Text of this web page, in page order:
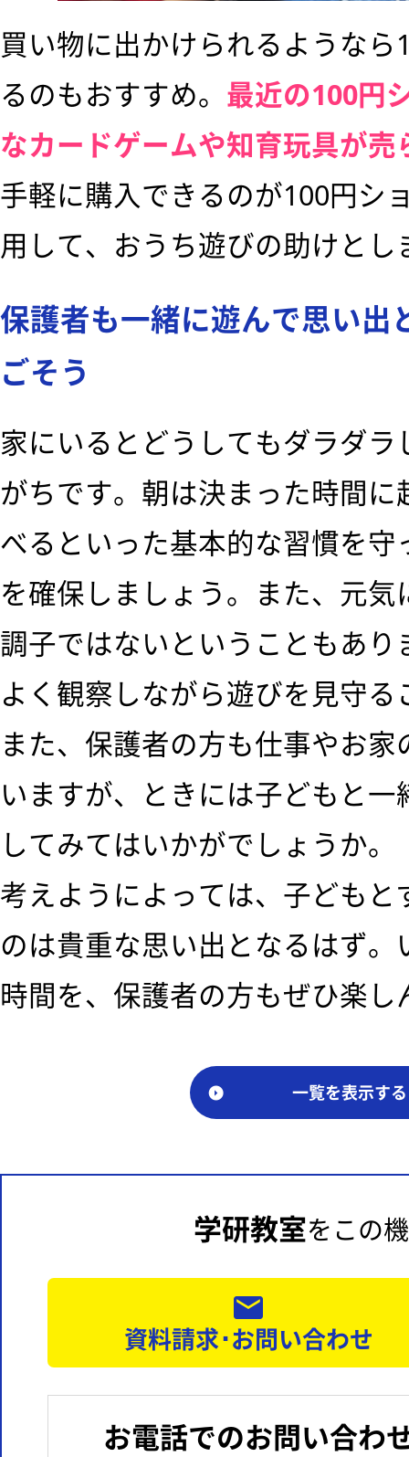
買い物に出かけられるような
るのもおすすめ。 最近の100円
なカードゲームや知育玩具が売
手軽に購入できるのが100円シ
用して、おうち遊びの助けとし
保護者も一緒に遊んで思い出
ごそう
家にいるとどうしてもダラダ
がちです。朝は決まった時間
べるといった基本的な習慣を
を確保しましょう。また、元
調子ではないということもあ
よく観察しながら遊びを見守
また、保護者の方も仕事やお
いますが、ときには子どもと
してみてはいかがでしょうか。
考えようによっては、子ども
のは貴重な思い出となるはず
時間を、保護者の方もぜひ楽し
一覧を表示する
学研教室をこの
資料請求･お問い合わせ
お電話でのお問い合わ